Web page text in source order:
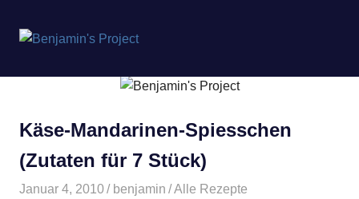
springen
Project
Käse-Mandarinen-Spiesschen
(Zutaten für 7 Stück)
Januar 4, 2010 benjamin Alle Rezepte